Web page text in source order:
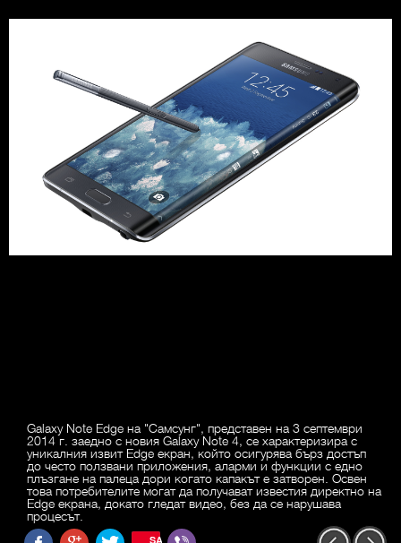
Galaxy Note Edge на "Самсунг", представен на 3 септември
2014 г. заедно с новия Galaxy Note 4, се характеризира с
уникалния извит Edge екран, който осигурява бърз достъп
до често ползвани приложения, аларми и функции с едно
плъзгане на палеца дори когато капакът е затворен. Освен
това потребителите могат да получават известия директно на
Edge екрана, докато гледат видео, без да се нарушава
процесът.
SAVE